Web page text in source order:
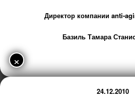
Директор компании anti-
Базиль Тамара
×
24.12.2010